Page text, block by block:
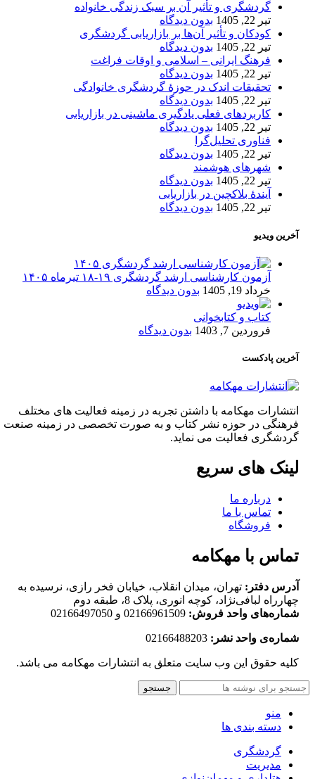
گردشگری و تأثیر آن بر سبک زندگی خانواده
تیر 22, 1405
بدون دیدگاه
کودکان و تأثیر آن‌ها بر بازاریابی گردشگری
تیر 22, 1405
بدون دیدگاه
فرهنگ ایرانی – اسلامی و اوقات فراغت
تیر 22, 1405
بدون دیدگاه
تحقیقات اندک در حوزۀ گردشگری خانوادگی
تیر 22, 1405
بدون دیدگاه
کاربردهای فعلی یادگیری ماشینی در بازاریابی
تیر 22, 1405
بدون دیدگاه
فناوری تحلیل‌گرا
تیر 22, 1405
بدون دیدگاه
شهرهای هوشمند
تیر 22, 1405
بدون دیدگاه
آیندۀ بلاکچین در بازاریابی
تیر 22, 1405
بدون دیدگاه
آخرین ویدیو
آزمون کارشناسی ارشد گردشگری ۱۹-۱۸ تیرماه ۱۴۰۵
خرداد 19, 1405
بدون دیدگاه
کتاب و کتابخوانی
فروردین 7, 1403
بدون دیدگاه
آخرین پادکست
انتشارات مهکامه با داشتن تجربه در زمینه فعالیت های مختلف
فرهنگی در حوزه نشر کتاب و به صورت تخصصی در زمینه صنعت
گردشگری فعالیت می نماید.
لینک های سریع
درباره ما
تماس با ما
فروشگاه
تماس با مهکامه
آدرس دفتر: تهران، میدان انقلاب، خیابان فخر رازی، نرسیده به
چهارراه لبافی‌نژاد، کوچه انوری، پلاک 8، طبقه دوم
شماره‌های واحد فروش: 02166961509 و 02166497050
شماره‌‌ی واحد نشر:
کلیه حقوق این وب سایت متعلق به انتشارات مهکامه می باشد.
جستجو
منو
دسته بندی ها
گردشگری
مدیریت